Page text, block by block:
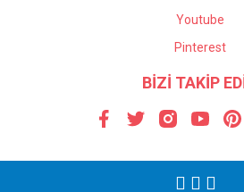
Youtube
Pinterest
BİZİ TAKİP